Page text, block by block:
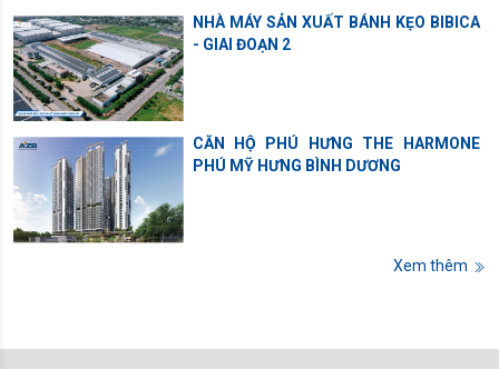
NHÀ MÁY SẢN XUẤT BÁNH KẸO BIBICA
- GIAI ĐOẠN 2
CĂN HỘ PHÚ HƯNG THE HARMONE
PHÚ MỸ HƯNG BÌNH DƯƠNG
Xem thêm